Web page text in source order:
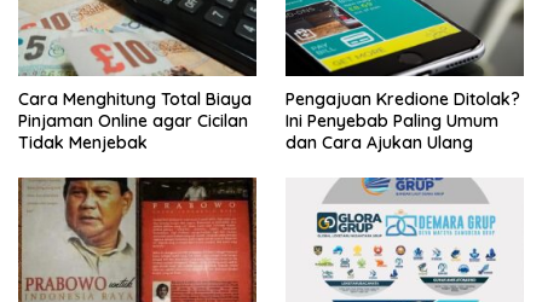
Cara Menghitung Total Biaya
Pinjaman Online agar Cicilan
Tidak Menjebak
Pengajuan Kredione Ditolak?
Ini Penyebab Paling Umum
dan Cara Ajukan Ulang